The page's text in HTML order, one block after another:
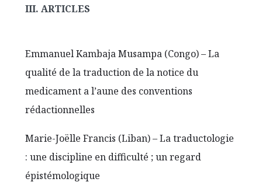
III. ARTICLES
Emmanuel Kambaja Musampa (Congo) – La
qualité de la traduction de la notice du
medicament a l’aune des conventions
rédactionnelles
Marie-Joëlle Francis (Liban) – La traductologie
: une discipline en difficulté ; un regard
épistémologique